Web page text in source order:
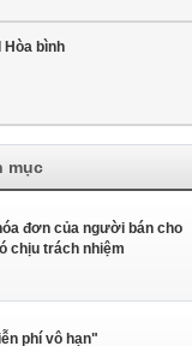
bình
mục
đơn của người bán cho
chịu trách nhiệm
phí vô hạn"